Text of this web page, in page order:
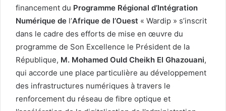
financement du Programme Régional d’Intégration
Numérique de l’Afrique de l’Ouest « Wardip » s’inscrit
dans le cadre des efforts de mise en œuvre du
programme de Son Excellence le Président de la
République, M. Mohamed Ould Cheikh El Ghazouani,
qui accorde une place particulière au développement
des infrastructures numériques à travers le
renforcement du réseau de fibre optique et